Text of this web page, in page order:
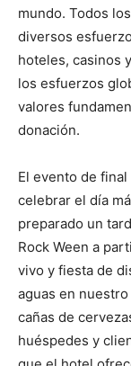
mundo. Todos
diversos
hoteles, casinos
los esfuerzos
valores
donación.
El evento de
celebrar el día
preparado un
Rock Ween a
vivo y fiesta de
aguas en
cañas de
huéspedes y